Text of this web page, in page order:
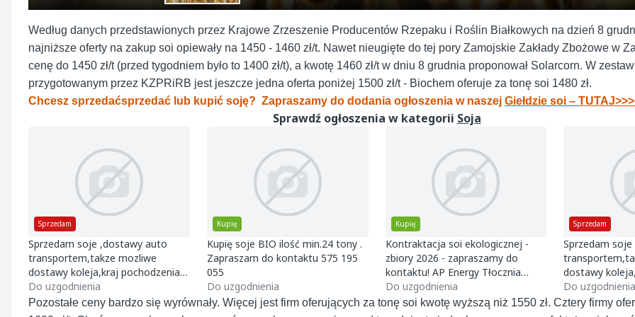
Według danych przedstawionych przez Krajowe Zrzeszenie Producentów Rzepaku i Roślin Białkowych na dzień 8
najniższe oferty na zakup soi opiewały na 1450 - 1460 zł/t. Nawet nieugięte do tej pory Zamojskie Zakłady Zbożowe w
cenę do 1450 zł/t (przed tygodniem było to 1400 zł/t), a kwotę 1460 zł/t w dniu 8 grudnia proponował Solarcorn. W
przygotowanym przez KZPRiRB jest jeszcze jedna oferta poniżej 1500 zł/t - Biochem oferuje za tonę soi 1480 zł.
Chcesz sprzedaćsprzedać lub kupić soję? Zapraszamy do dodania ogłoszenia w naszej Giełdzie soi –
Sprawdź ogłoszenia w kategorii Soja
Sprzedam
Sprzedam soje ,dostawy auto
transportem,takze mozliwe
dostawy koleja,kraj pochodzenia
Ukraina
Do uzgodnienia
Kupię
Kupię soje BIO ilość min.24 tony .
Zapraszam do kontaktu 575 195
055
Do uzgodnienia
Kupię
Kontraktacja soi ekologicznej -
zbiory 2026 - zapraszamy do
kontaktu! AP Energy Tłocznia
Olejów Roślinnych rozpoczyna
kontraktację ekologicznego ziar
Do uzgodnienia
Sprzedam
Sprzedam
dostawy
Ukraina
Do uzgodnienia
Pozostałe ceny bardzo się wyrównały. Więcej jest firm oferujących za tonę soi kwotę wyższą niż 1550 zł. Cztery firmy